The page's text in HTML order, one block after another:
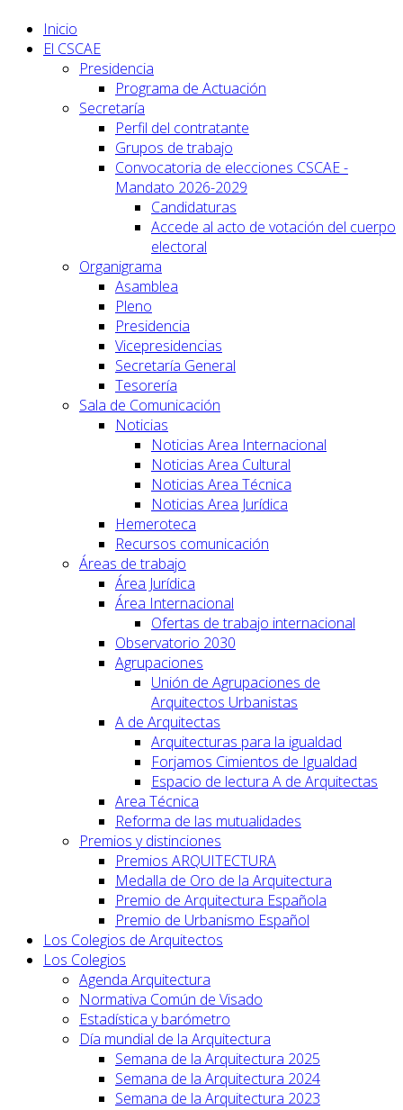
Inicio
El CSCAE
Presidencia
Programa de Actuación
Secretaría
Perfil del contratante
Grupos de trabajo
Convocatoria de elecciones CSCAE -
Mandato 2026-2029
Candidaturas
Accede al acto de votación del cuerpo
electoral
Organigrama
Asamblea
Pleno
Presidencia
Vicepresidencias
Secretaría General
Tesorería
Sala de Comunicación
Noticias
Noticias Area Internacional
Noticias Area Cultural
Noticias Area Técnica
Noticias Area Jurídica
Hemeroteca
Recursos comunicación
Áreas de trabajo
Área Jurídica
Área Internacional
Ofertas de trabajo internacional
Observatorio 2030
Agrupaciones
Unión de Agrupaciones de
Arquitectos Urbanistas
A de Arquitectas
Arquitecturas para la igualdad
Forjamos Cimientos de Igualdad
Espacio de lectura A de Arquitectas
Area Técnica
Reforma de las mutualidades
Premios y distinciones
Premios ARQUITECTURA
Medalla de Oro de la Arquitectura
Premio de Arquitectura Española
Premio de Urbanismo Español
Los Colegios de Arquitectos
Los Colegios
Agenda Arquitectura
Normativa Común de Visado
Estadística y barómetro
Día mundial de la Arquitectura
Semana de la Arquitectura 2025
Semana de la Arquitectura 2024
Semana de la Arquitectura 2023